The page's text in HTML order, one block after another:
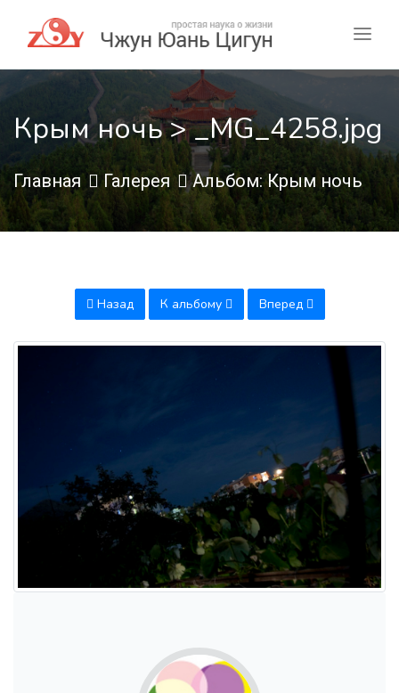
Крым ночь > _MG_4258.jpg
Главная Галерея Альбом: Крым ночь
Назад К альбому Вперед